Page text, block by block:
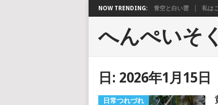
NOW TRENDING: 青空と白い雲 私は
へんぺいそ
日: 2026年1月15日
日常つれづれ